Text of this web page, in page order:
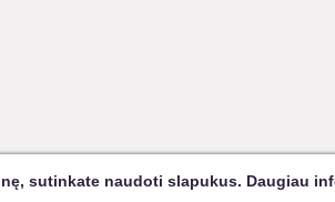
sutinkate naudoti slapukus. Daugiau